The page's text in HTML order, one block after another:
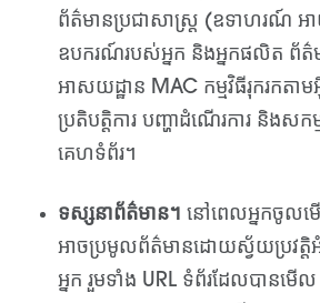
ព័ត៌មានប្រជាសាស្ត្រ (ឧទាហរណ៍
ឧបករណ៍របស់អ្នក និងអ្នកផលិត ព័ត៌
អាសយដ្ឋាន MAC កម្មវិធីរុករកត
ប្រតិបត្តិការ បញ្ហាដំណើរការ និងសក
គេហទំព័រ។
ទស្សនាព័ត៌មាន។ នៅពេលអ្នកចូល
អាចប្រមូលព័ត៌មានដោយស្វ័យប្រវត្
អ្នក រួមទាំង URL ទំព័រដែលបានមើ